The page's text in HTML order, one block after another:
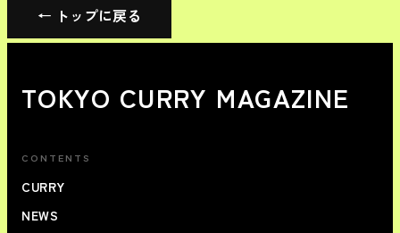
← トップに戻る
TOKYO CURRY MAGAZINE
CONTENTS
CURRY
NEWS